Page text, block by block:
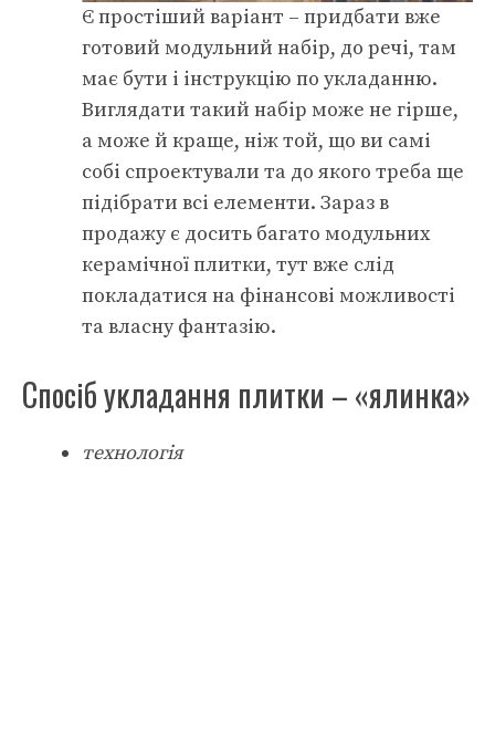
Є простіший варіант – придбати вже
готовий модульний набір, до речі, там
має бути і інструкцію по укладанню.
Виглядати такий набір може не гірше,
а може й краще, ніж той, що ви самі
собі спроектували та до якого треба ще
підібрати всі елементи. Зараз в
продажу є досить багато модульних
керамічної плитки, тут вже слід
покладатися на фінансові можливості
та власну фантазію.
Спосіб укладання плитки – «ялинка»
технологія